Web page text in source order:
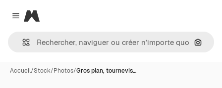
Close menu
Magnific
Accueil/Stock/Photos/Gros plan, tournevis…